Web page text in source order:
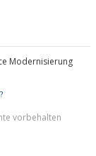
Modernisierung
vorbehalten